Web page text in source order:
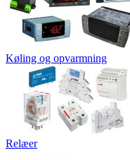
Køling og opvarmning
Relæer